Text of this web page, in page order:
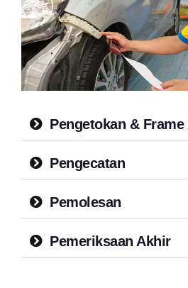
Pengetokan &
Pengecatan
Pemolesan
Pemeriksaan Akhir